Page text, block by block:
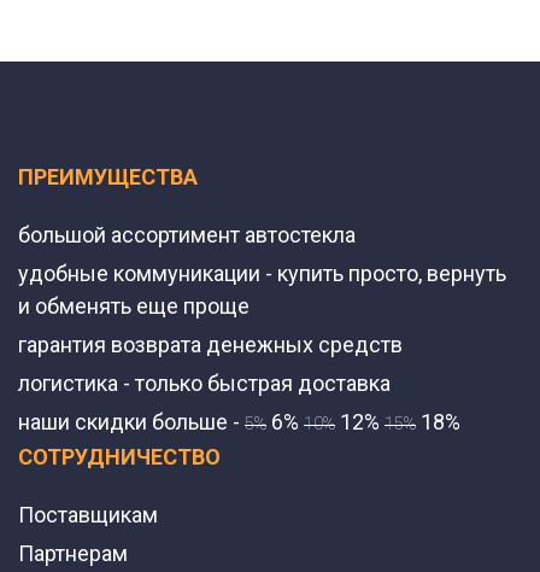
ПРЕИМУЩЕСТВА
большой ассортимент автостекла
удобные коммуникации - купить просто, вернуть
и обменять еще проще
гарантия возврата денежных средств
логистика - только быстрая доставка
наши скидки больше - 5% 6% 10% 12% 15% 18%
СОТРУДНИЧЕСТВО
Поставщикам
Партнерам